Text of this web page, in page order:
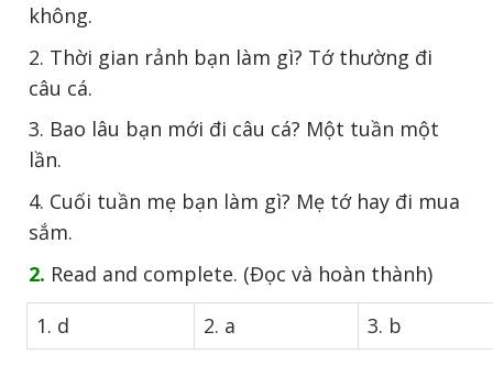
không.
2. Thời gian rảnh bạn làm gì? Tớ thường đi
câu cá.
3. Bao lâu bạn mới đi câu cá? Một tuần một
lần.
4. Cuối tuần mẹ bạn làm gì? Mẹ tớ hay đi mua
sắm.
2. Read and complete. (Đọc và hoàn thành)
1. d
2. a 3. b